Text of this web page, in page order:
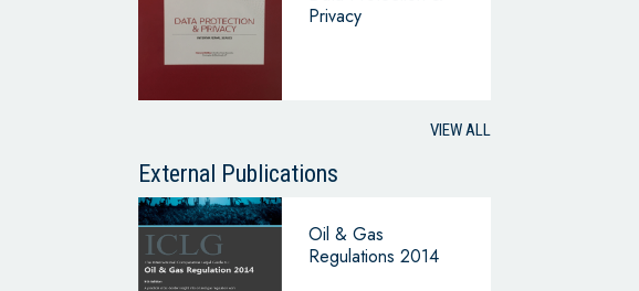
Privacy
VIEW ALL
External Publications
Oil & Gas
Regulations 2014